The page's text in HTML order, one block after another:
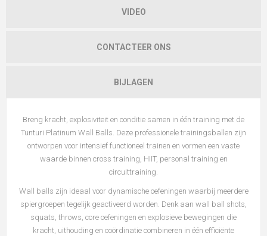
VIDEO
CONTACTEER ONS
BIJLAGEN
Breng kracht, explosiviteit en conditie samen in één training met de
Tunturi Platinum Wall Balls. Deze professionele trainingsballen zijn
ontworpen voor intensief functioneel trainen en vormen een vaste
waarde binnen cross training, HIIT, personal training en
circuittraining.
Wall balls zijn ideaal voor dynamische oefeningen waarbij meerdere
spiergroepen tegelijk geactiveerd worden. Denk aan wall ball shots,
squats, throws, core oefeningen en explosieve bewegingen die
kracht, uithouding en coördinatie combineren in één efficiënte